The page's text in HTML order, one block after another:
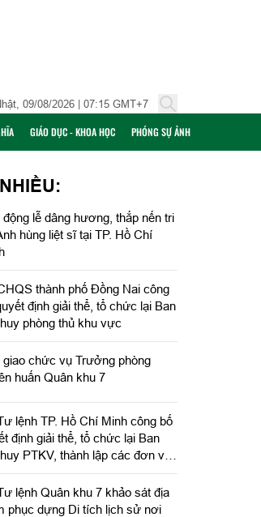
09/08/2026 | 07:15 GMT+7
GIÁO DỤC - KHOA HỌC PHÓNG SỰ ẢNH
động lễ dâng hương, thắp nến tri
hùng liệt sĩ tại TP. Hồ Chí
thành phố Đồng Nai công
định giải thể, tổ chức lại Ban
phòng thủ khu vực
giao chức vụ Trưởng phòng
huấn Quân khu 7
lệnh TP. Hồ Chí Minh công bố
định giải thể, tổ chức lại Ban
PTKV, thành lập các đơn vị
thuộc
lệnh Quân khu 7 khảo sát địa
phục dựng Di tích lịch sử nơi